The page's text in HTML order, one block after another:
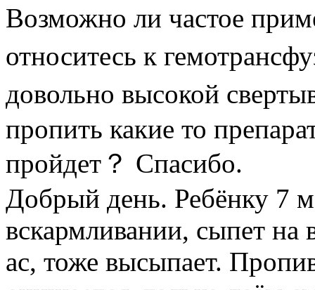
Возможно ли частое
относитесь к
довольно высокой
пропить какие то
пройдет？ Спасибо.
Добрый день. Ребёнку 7
вскармливании, сыпет на
ac, тоже высыпает.